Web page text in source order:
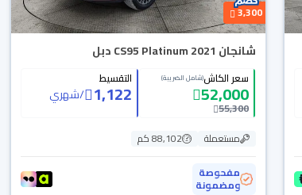
3,300
شانجان CS95 Platinum 2021 دبل
سعر الكاش(شامل الضريبة)
52,000
55,300
التقسيط
1,122
/شهري
مستعملة
88,102 كم
مفحوصة
ومضمونة